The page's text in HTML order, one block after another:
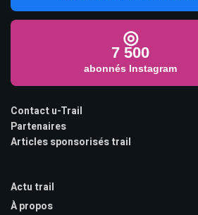
◎
7 500
abonnés Instagram
Contact u-Trail
Partenaires
Articles sponsorisés trail
Actu trail
À propos